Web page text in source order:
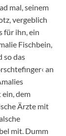
mal, seinem
vergeblich
für ihn, ein
Fischbein,
so das
an
dem
Ärzte mit
mit. Dumm